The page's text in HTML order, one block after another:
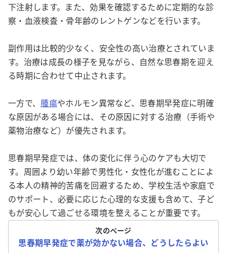
下注射します。また、効果を確認するために定期的な診
察・血液検査・骨年齢のレントゲンなどを行います。
副作用は比較的少なく、安全性の高い治療とされていま
す。治療は成長の様子を見ながら、自然な思春期を迎え
る時期に合わせて中止されます。
一方で、 腫瘍やホルモン異常など、思春期早発症に明確
な原因がある場合には、その原因に対する治療（手術や
薬物治療など）が優先されます。
思春期早発症では、体の変化に伴う心のケアも大切で
す。周囲より幼い年齢で男性化・女性化が進むことによ
る本人の精神的苦痛を回避するため、学校生活や家庭で
のサポート、必要に応じた心理的な支援も含めて、子ど
もが安心して過ごせる環境を整えることが重要です。
次のページ
思春期早発症で薬が効かない場合、どうしたらよい